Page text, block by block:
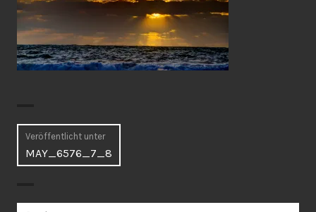
Beitragsnavigation
Veröffentlicht unter
MAY_6576_7_8